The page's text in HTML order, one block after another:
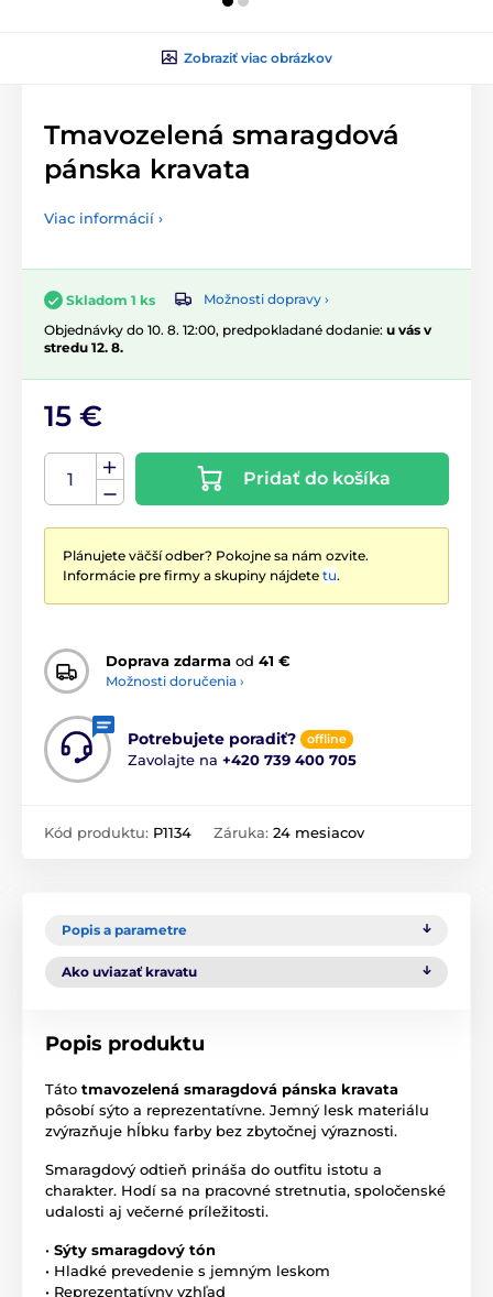
Zobraziť viac obrázkov
Tmavozelená smaragdová
pánska kravata
Viac informácií ›
Skladom 1 ks
Možnosti dopravy ›
Objednávky do 10. 8. 12:00, predpokladané dodanie: u vás v
stredu 12. 8.
15 €
Pridať do košíka
Plánujete väčší odber? Pokojne sa nám ozvite.
Informácie pre firmy a skupiny nájdete tu.
Doprava zdarma od 41 €
Možnosti doručenia ›
Potrebujete poradiť? offline
Zavolajte na +420 739 400 705
Kód produktu: P1134 Záruka: 24 mesiacov
Popis a parametre
Ako uviazať kravatu
Popis produktu
Táto tmavozelená smaragdová pánska kravata
pôsobí sýto a reprezentatívne. Jemný lesk materiálu
zvýrazňuje hĺbku farby bez zbytočnej výraznosti.
Smaragdový odtieň prináša do outfitu istotu a
charakter. Hodí sa na pracovné stretnutia, spoločenské
udalosti aj večerné príležitosti.
• Sýty smaragdový tón
• Hladké prevedenie s jemným leskom
• Reprezentatívny vzhľad